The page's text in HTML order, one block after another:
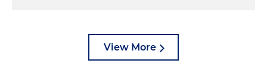
View More